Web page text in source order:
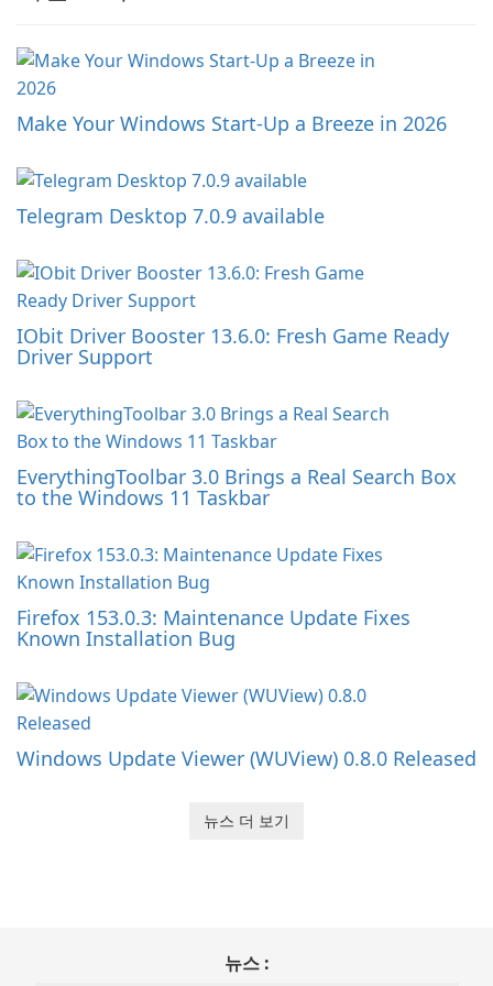
Make Your Windows Start-Up a Breeze in 2026
Telegram Desktop 7.0.9 available
IObit Driver Booster 13.6.0: Fresh Game Ready
Driver Support
EverythingToolbar 3.0 Brings a Real Search Box
to the Windows 11 Taskbar
Firefox 153.0.3: Maintenance Update Fixes
Known Installation Bug
Windows Update Viewer (WUView) 0.8.0 Released
뉴스 더 보기
뉴스 :